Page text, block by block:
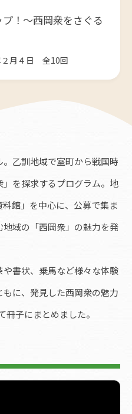
！～西岡衆をさぐる
２月４日 全10回
乙訓地域で室町から戦国時
を探求するプログラム。地
館」を中心に、公募で集ま
域の「西岡衆」の魅力を発
書状、乗馬など様々な体験
に、発見した西岡衆の魅力
子にまとめました。